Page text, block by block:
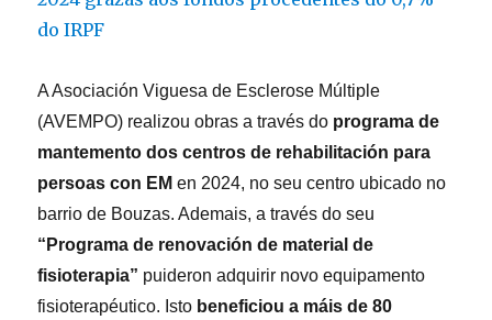
Solidaria’
A Asociación Viguesa de Esclerose Múltiple
(AVEMPO) realizou obras a través do programa de
mantemento dos centros de rehabilitación para
persoas con EM en 2024, no seu centro ubicado no
barrio de Bouzas. Ademais, a través do seu
“Programa de renovación de material de
fisioterapia” puideron adquirir novo equipamento
fisioterapéutico. Isto beneficiou a máis de 80